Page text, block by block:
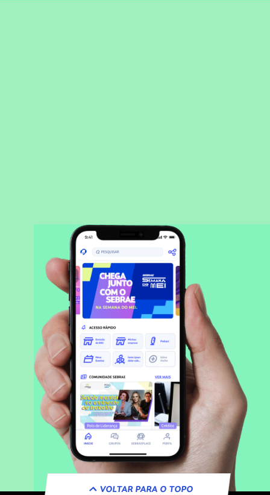
VOLTAR PARA O TOPO